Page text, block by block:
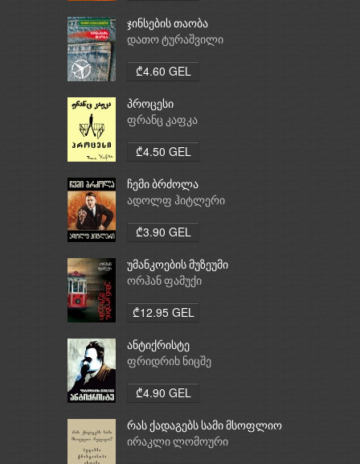
ჯინსების თაობა
დათო ტურაშვილი
₾4.60 GEL
პროცესი
ფრანც კაფკა
₾4.50 GEL
ჩემი ბრძოლა
ადოლფ ჰიტლერი
₾3.90 GEL
უმანკოების მუზეუმი
ორჰან ფამუქი
₾12.95 GEL
ანტიქრისტე
ფრიდრიხ ნიცშე
₾4.90 GEL
რას ქადაგებს სამი მსოფლიო
რელიგია: ბუდიზმი,
ირაკლი ლომოური